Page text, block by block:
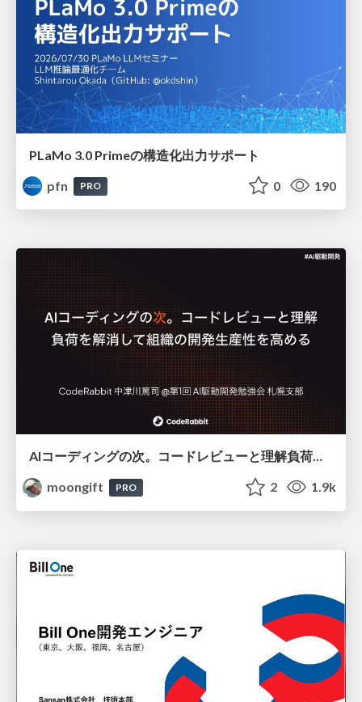
PLaMo 3.0 Primeの構造化出力サポート
pfn
PRO 0 190
AIコーディングの次。コードレビューと理解負荷を解消して組織の開発生産性を高める
moongift
PRO 2 1.9k